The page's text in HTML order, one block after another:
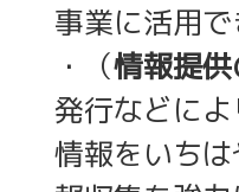
事業に活用で
・（情報提
発行などに
情報をいち